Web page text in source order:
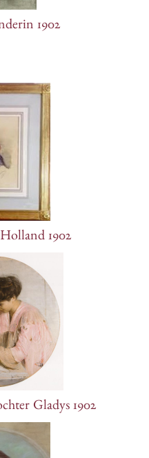
1902
1902
Gladys 1902